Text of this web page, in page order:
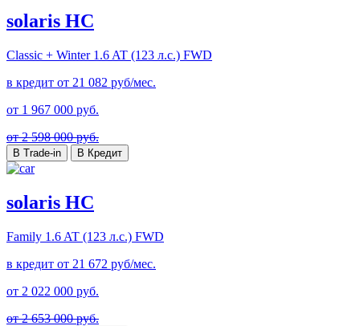
solaris HC
Classic + Winter 1.6 AT (123 л.с.) FWD
в кредит от 21 082 руб/мес.
от 1 967 000 руб.
от 2 598 000 руб.
В Trade-in В Кредит
solaris HC
Family 1.6 AT (123 л.с.) FWD
в кредит от 21 672 руб/мес.
от 2 022 000 руб.
от 2 653 000 руб.